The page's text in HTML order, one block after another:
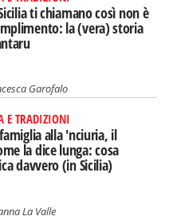
ti chiamano così non è
la (vera) storia
Garofalo
E TRADIZIONI
alla 'nciuria, il
la dice lunga: cosa
davvero (in Sicilia)
La Valle